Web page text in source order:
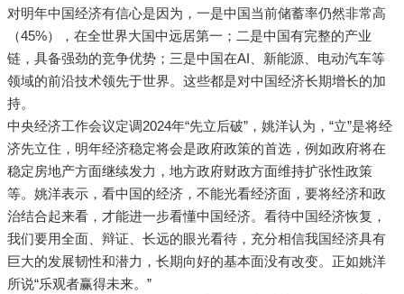
对明年中国经济有信心是因为，一是中国当前储蓄率仍然非常高
（45%），在全世界大国中远居第一；二是中国有完整的产业
链，具备强劲的竞争优势；三是中国在AI、新能源、电动汽车等
领域的前沿技术领先于世界。这些都是对中国经济长期增长的加
持。
中央经济工作会议定调2024年“先立后破”，姚洋认为，“立”是将经
济先立住，明年经济稳定将会是政府政策的首选，例如政府将在
稳定房地产方面继续发力，地方政府财政方面维持扩张性政策
等。姚洋表示，看中国的经济，不能光看经济面，要将经济和政
治结合起来看，才能进一步看懂中国经济。看待中国经济恢复，
我们要用全面、辩证、长远的眼光看待，充分相信我国经济具有
巨大的发展韧性和潜力，长期向好的基本面没有改变。正如姚洋
所说“乐观者赢得未来。”